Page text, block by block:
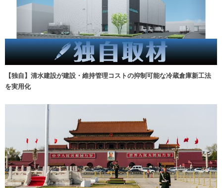
【独自】清水建設が建設・維持管理コストの抑制可能な冷蔵倉庫新工法
を実用化